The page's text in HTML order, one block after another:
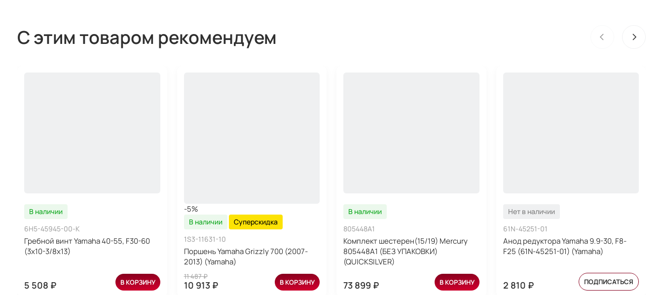
С этим товаром рекомендуем
В наличии
6H5-45945-00-K
Гребной винт Yamaha 40-55, F30-60
(3x10-3/8x13)
5 508 ₽ В КОРЗИНУ
-5%
В наличии
Суперскидка
1S3-11631-10
Поршень Yamaha Grizzly 700 (2007-
2013) (Yamaha)
11 487 ₽
10 913 ₽ В КОРЗИНУ
В наличии
805448A1
Комплект шестерен(15/19) Mercury
805448A1 (БЕЗ УПАКОВКИ)
(QUICKSILVER)
73 899 ₽ В КОРЗИНУ
Нет в наличии
61N-45251-01
Анод редуктора Yamaha 9.9-30, F8-
F25 (61N-45251-01) (Yamaha)
2 810 ₽ ПОДПИСАТЬСЯ